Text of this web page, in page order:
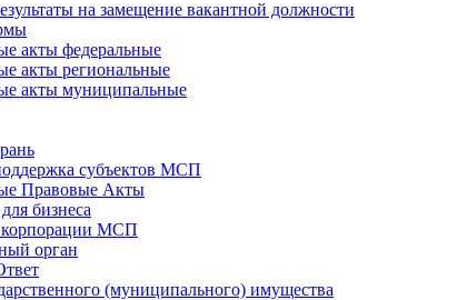
на замещение вакантной должности
акты федеральные
акты региональные
акты муниципальные
субъектов МСП
Правовые Акты
бизнеса
МСП
орган
(муниципального) имущества